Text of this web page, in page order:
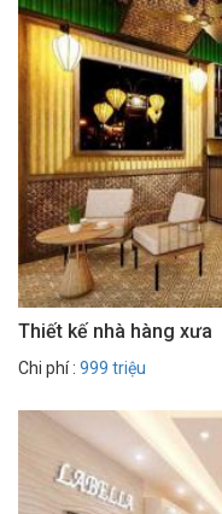
Thiết kế nhà hàng xưa
Chi phí : 999 triệu